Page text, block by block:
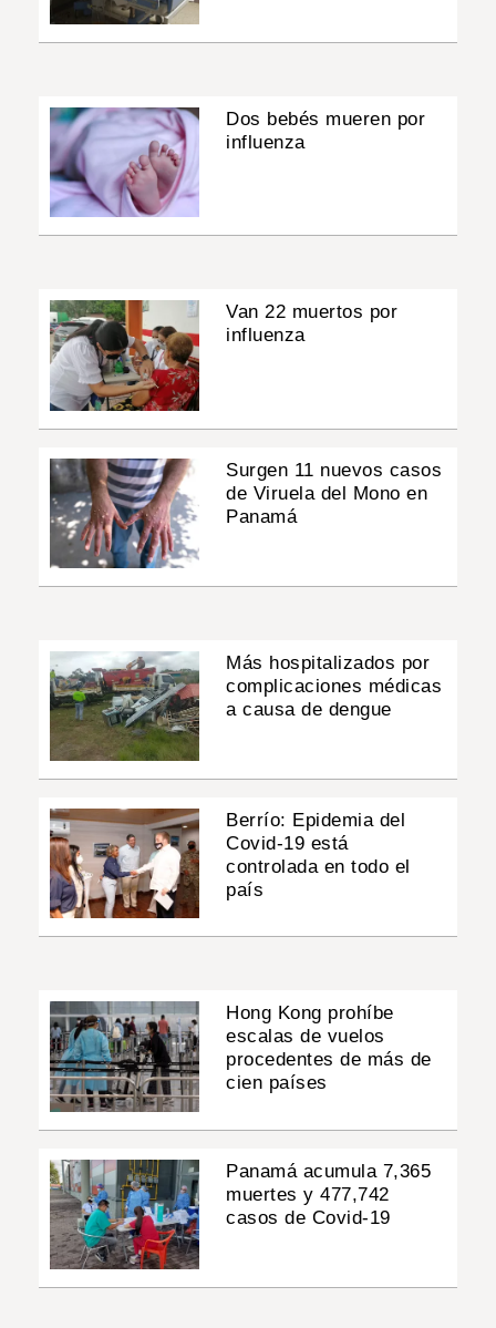
Dos bebés mueren por
influenza
Van 22 muertos por
influenza
Surgen 11 nuevos casos
de Viruela del Mono en
Panamá
Más hospitalizados por
complicaciones médicas
a causa de dengue
Berrío: Epidemia del
Covid-19 está
controlada en todo el
país
Hong Kong prohíbe
escalas de vuelos
procedentes de más de
cien países
Panamá acumula 7,365
muertes y 477,742
casos de Covid-19